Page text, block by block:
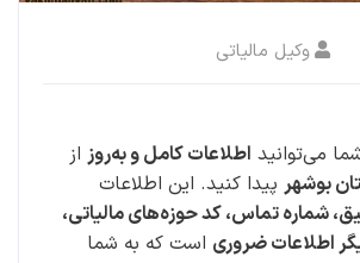
وکیل مالیاتی
می‌توانید اطلاعات کامل و به‌روز از
بوشهر پیدا کنید. این اطلاعات
شماره تماس، کد حوزه‌های مالیاتی،
اطلاعات ضروری است که به شما